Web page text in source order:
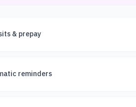
& prepay
reminders